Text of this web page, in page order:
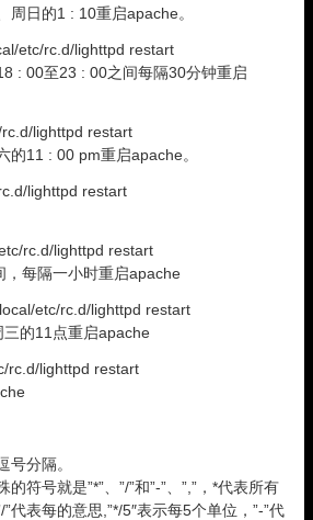
周日的1 : 10重启apache。
etc/rc.d/lighttpd restart
: 00至23 : 00之间每隔30分钟重启
lighttpd restart
的11 : 00 pm重启apache。
lighttpd restart
rc.d/lighttpd restart
，每隔一小时重启apache
etc/rc.d/lighttpd restart
的11点重启apache
rc.d/lighttpd restart
号分隔。
符号就是”*”、”/”和”-”、”,”，*代表所有
代表每的意思,”*/5″表示每5个单位，”-”代